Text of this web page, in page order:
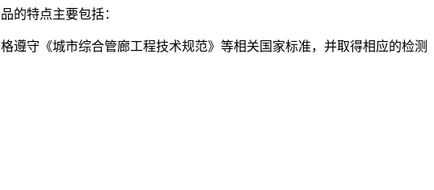
的特点主要包括：
遵守《城市综合管廊工程技术规范》等相关国家标准，并取得相应的检测